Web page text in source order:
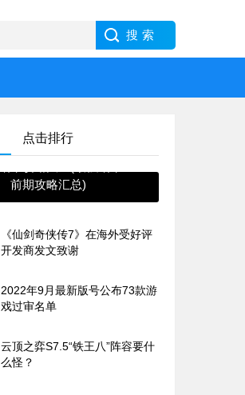
点击排行
前期攻略汇总)
《仙剑奇侠传7》在海外受好评
开发商发文致谢
2022年9月最新版号公布73款游
戏过审名单
云顶之弈S7.5“铁王八”阵容要什
么怪？